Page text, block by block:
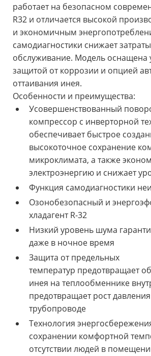
работает на безопасном
R32 и отличается высокой
и экономичным
самодиагностики снижает
обслуживание. Модель оснащена
защитой от коррозии и опцией
оттаивания инея.
Особенности и преимущества:
Усовершенствованный
компрессор с инверторной
обеспечивает быстрое
высокоточное сохранение
микроклимата, а также
электроэнергию и снижает
Функция самодиагностики
Озонобезопасный и
хладагент R-32
Низкий уровень шума
даже в ночное время
Защита от предельных
температур предотвращает
инея на теплообменнике
предотвращает рост
трубопроводе
Технология
сохранении комфортной
отсутствии людей в